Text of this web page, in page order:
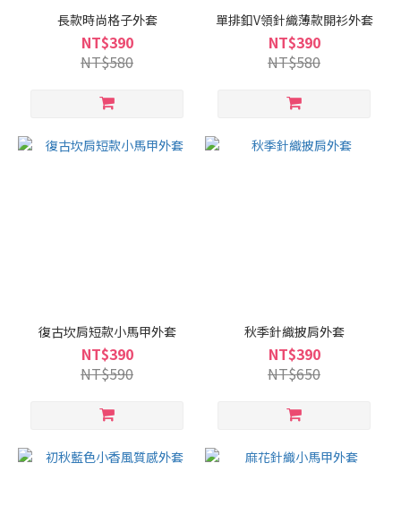
長款時尚格子外套
NT$390
NT$580
單排釦V領針織薄款開衫外套
NT$390
NT$580
復古坎肩短款小馬甲外套
NT$390
NT$590
秋季針織披肩外套
NT$390
NT$650